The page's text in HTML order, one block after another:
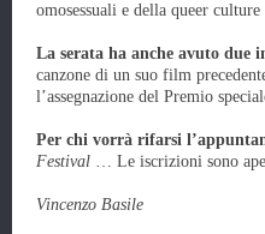
omosessuali e della queer
La serata ha anche avuto due
canzone di un suo film
l’assegnazione del Premio
Per chi vorrà rifarsi
Festival … Le iscrizioni sono
Vincenzo Basile